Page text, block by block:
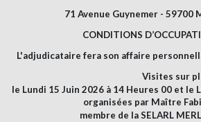
71 Avenue Guynemer - 59700
CONDITIONS
L'adjudicataire fera son affaire
Visites sur
le Lundi 15 Juin 2026 à 14 Heures 00 et le
organisées par Maître
membre de la SELARL